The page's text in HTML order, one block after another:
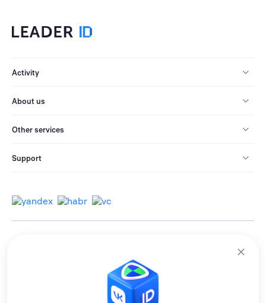
Activity
About us
Other services
Support
Personal data processing policy